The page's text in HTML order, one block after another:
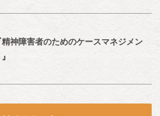
精神障害者のためのケースマネジメン